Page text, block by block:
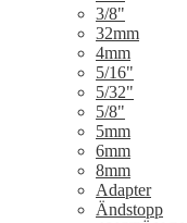
3/8"
32mm
4mm
5/16"
5/32"
5/8"
5mm
6mm
8mm
Adapter
Ändstopp